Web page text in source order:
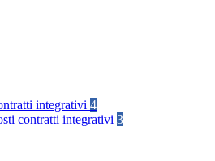
integrativi 4
contratti integrativi 3